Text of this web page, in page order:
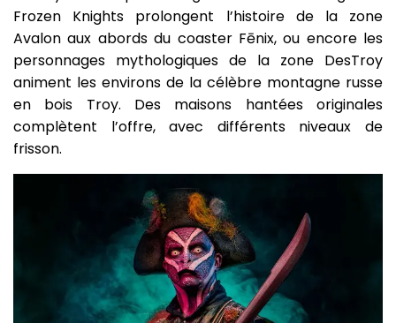
Frozen Knights prolongent l’histoire de la zone
Avalon aux abords du coaster Fēnix, ou encore les
personnages mythologiques de la zone DesTroy
animent les environs de la célèbre montagne russe
en bois Troy. Des maisons hantées originales
complètent l’offre, avec différents niveaux de
frisson.